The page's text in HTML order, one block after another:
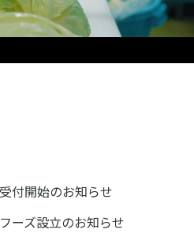
付開始のお知らせ
ーズ設立のお知らせ